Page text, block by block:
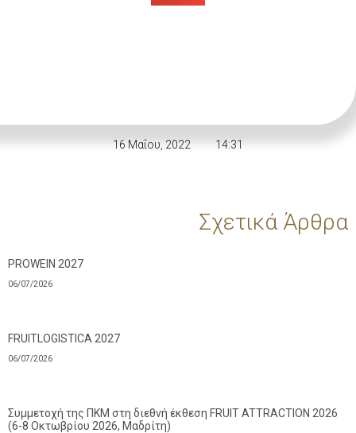
16 Μαΐου, 2022 14:31
Σχετικά Άρθρα
PROWEIN 2027
06/07/2026
FRUITLOGISTICA 2027
06/07/2026
Συμμετοχή της ΠΚΜ στη διεθνή έκθεση FRUIT ATTRACTION 2026
(6-8 Οκτωβρίου 2026, Μαδρίτη)